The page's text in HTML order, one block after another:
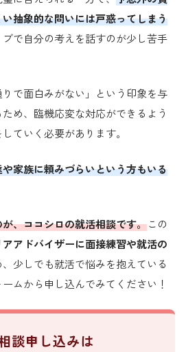
抽象的な問いには戸惑ってしまう
で自分の考えを話すのが少し苦手
で面白みがない」という印象を与
め、臨機応変な対応ができるよう
ていく必要があります。
家族に頼みづらいという方もいる
、ココシロの就活相談です。この
アドバイザーに面接練習や就活の
、少しでも就活で悩みを抱えている
ムから申し込んでみてください！
談申し込みは